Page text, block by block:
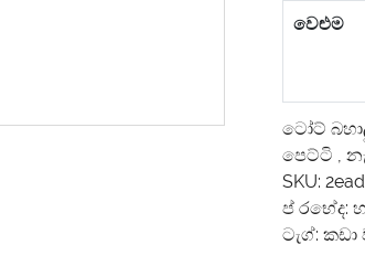
වෙළුම
ටෝට්
පෙට්ටි ,
SKU:
ප් රභේද:
ටැග්: කඩා